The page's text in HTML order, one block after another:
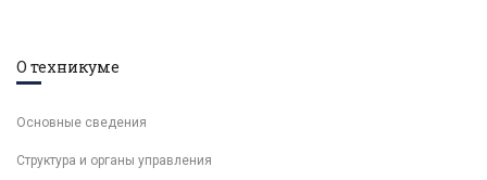
О техникуме
Основные сведения
Структура и органы управления